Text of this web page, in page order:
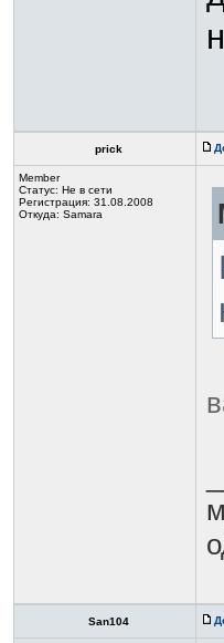
prick
Member
Статус: Не в сети
Регистрация: 31.08.2008
Откуда: Samara
San104